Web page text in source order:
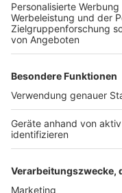
Weitere
Anzeige
Streik bei Ford
Gasaustritt in
Großkontrolle